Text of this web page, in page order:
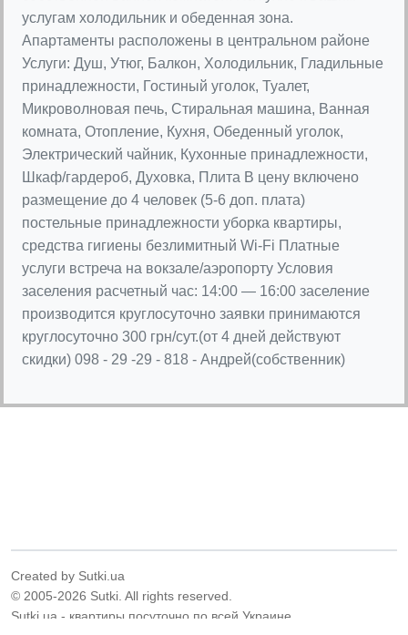
услугам холодильник и обеденная зона.
Апартаменты расположены в центральном районе
Услуги: Душ, Утюг, Балкон, Холодильник, Гладильные
принадлежности, Гостиный уголок, Туалет,
Микроволновая печь, Стиральная машина, Ванная
комната, Отопление, Кухня, Обеденный уголок,
Электрический чайник, Кухонные принадлежности,
Шкаф/гардероб, Духовка, Плита В цену включено
размещение до 4 человек (5-6 доп. плата)
постельные принадлежности уборка квартиры,
средства гигиены безлимитный Wi-Fi Платные
услуги встреча на вокзале/аэропорту Условия
заселения расчетный час: 14:00 — 16:00 заселение
производится круглосуточно заявки принимаются
круглосуточно 300 грн/сут.(от 4 дней действуют
скидки) 098 - 29 -29 - 818 - Андрей(собственник)
Created by Sutki.ua
© 2005-2026 Sutki. All rights reserved.
Sutki.ua - квартиры посуточно по всей Украине.